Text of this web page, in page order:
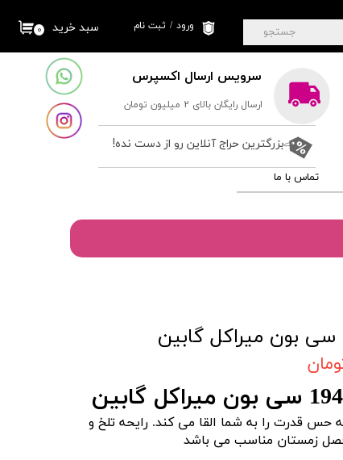
سرویس ارسال اکسپرس
ارسال رایگان بالای 2 میلیون تومان
جستجو ۰ سبد خرید ورود / ثبت نام
تغییر گذر واژه
سفارشات
خروج از حساب
کاربری
بزرگترین حراج آنلاین رو از دست نده!
تماس با ما
مردانه حس قدرت را به شما القا می کند. رایحه تلخ و
فصل زمستان مناسب می باشد